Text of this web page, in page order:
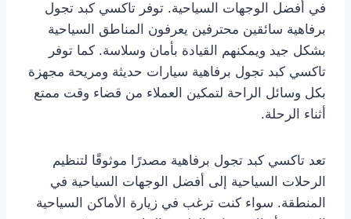
في أفضل الوجهات السياحية. توفر تاكسي كبد تجول
برفاهية سائقين محترفين يعرفون المناطق السياحية
بشكل جيد ويمكنهم القيادة بأمان وسلاسة. كما توفر
تاكسي كبد تجول برفاهية سيارات حديثة ومريحة مجهزة
بكل وسائل الراحة لتمكين العملاء من قضاء وقت ممتع
أثناء الرحلة.
تعد تاكسي كبد تجول برفاهية مصدرًا موثوقًا لتنظيم
الرحلات السياحية إلى أفضل الوجهات السياحية في
المنطقة. سواء كنت ترغب في زيارة الأماكن السياحية